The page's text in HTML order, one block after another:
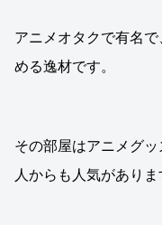
アニメオタクで有名
める逸材です。
その部屋はアニメグ
人からも人気がありま